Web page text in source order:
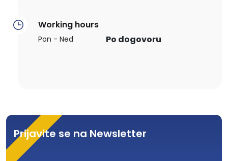
Working hours
Pon - Ned Po dogovoru
Prijavite se na Newsletter